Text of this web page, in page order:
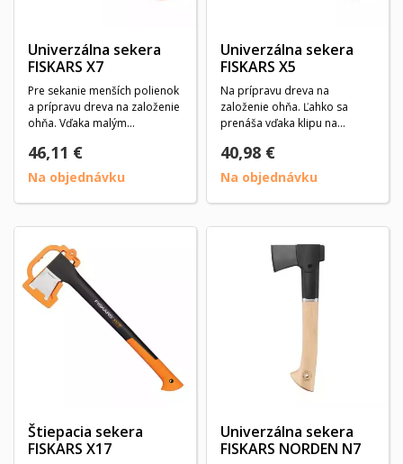
Univerzálna sekera
FISKARS X7
Pre sekanie menších polienok
a prípravu dreva na založenie
ohňa. Vďaka malým
46,11 €
Na objednávku
Univerzálna sekera
FISKARS X5
Na prípravu dreva na
založenie ohňa. Ľahko sa
prenáša vďaka klipu na
40,98 €
Na objednávku
Štiepacia sekera
FISKARS X17
Univerzálna sekera
FISKARS NORDEN N7